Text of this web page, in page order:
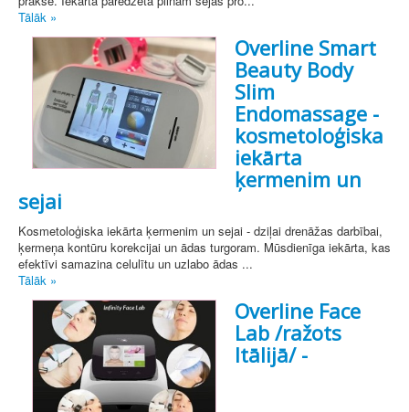
Tālāk »
Overline Smart
Beauty Body
Slim
Endomassage -
kosmetoloģiska
iekārta
ķermenim un
sejai
Kosmetoloģiska iekārta ķermenim un sejai - dziļai drenāžas darbībai,
ķermeņa kontūru korekcijai un ādas turgoram. Mūsdienīga iekārta, kas
efektīvi samazina celulītu un uzlabo ādas ...
Tālāk »
Overline Face
Lab /ražots
Itālijā/ -